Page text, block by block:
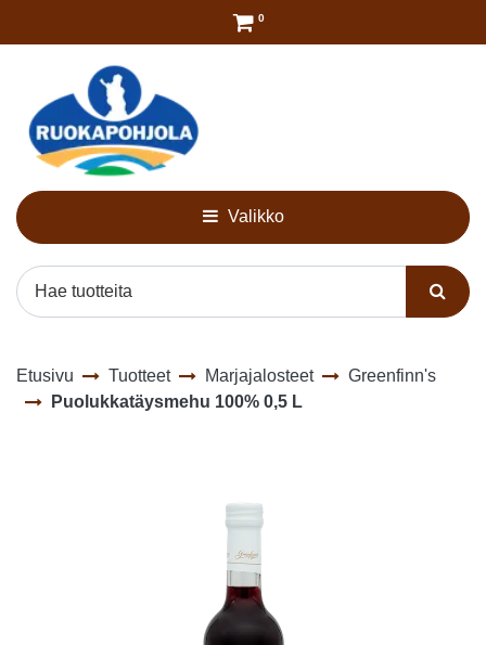
0
Valikko
Etusivu Tuotteet Marjajalosteet
Greenfinn's
Puolukkatäysmehu 100% 0,5 L